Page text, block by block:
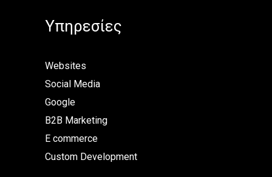
Υπηρεσίες
Websites
Social Media
Google
B2B Marketing
E commerce
Custom Development